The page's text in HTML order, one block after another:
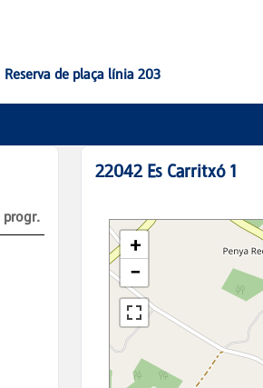
Reserva de plaça línia 203
progr.
22042 Es Carritxó 1